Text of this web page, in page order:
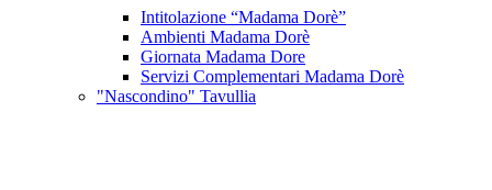
Intitolazione “Madama Dorè”
Ambienti Madama Dorè
Giornata Madama Dore
Servizi Complementari Madama Dorè
"Nascondino" Tavullia